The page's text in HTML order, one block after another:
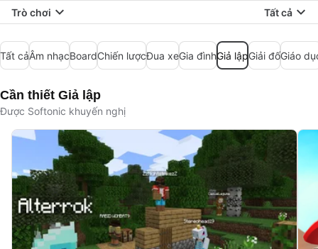
Trò chơi Tất cả
Tất cảÂm nhạcBoardChiến lượcĐua xeGia đìnhGiả lậpGiải đốGiáo
Cần thiết Giả lập
Được Softonic khuyến nghị